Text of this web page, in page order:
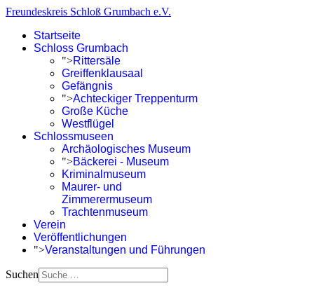
Freundeskreis Schloß Grumbach e.V.
Startseite
Schloss Grumbach
">Rittersäle
Greiffenklausaal
Gefängnis
">Achteckiger Treppenturm
Große Küche
Westflügel
Schlossmuseen
Archäologisches Museum
">Bäckerei - Museum
Kriminalmuseum
Maurer- und
Zimmerermuseum
Trachtenmuseum
Verein
Veröffentlichungen
">Veranstaltungen und Führungen
Suchen